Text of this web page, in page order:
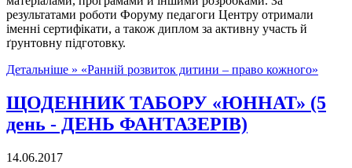
результатами роботи Форуму педагоги Центру отримали
іменні сертифікати, а також диплом за активну участь й
ґрунтовну підготовку.
Детальніше » «Ранній розвиток дитини – право кожного»
ЩОДЕННИК ТАБОРУ «ЮННАТ» (5
день - ДЕНЬ ФАНТАЗЕРІВ)
14.06.2017